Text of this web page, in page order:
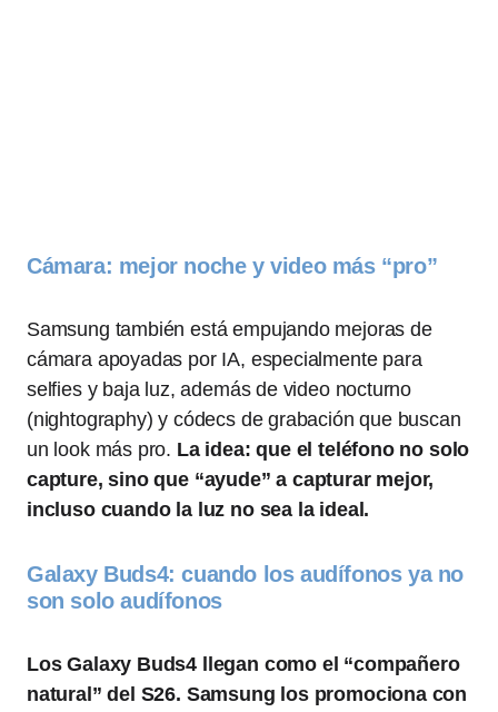
Cámara: mejor noche y video más “pro”
Samsung también está empujando mejoras de
cámara apoyadas por IA, especialmente para
selfies y baja luz, además de video nocturno
(nightography) y códecs de grabación que buscan
un look más pro. La idea: que el teléfono no solo
capture, sino que “ayude” a capturar mejor,
incluso cuando la luz no sea la ideal.
Galaxy Buds4: cuando los audífonos ya no
son solo audífonos
Los Galaxy Buds4 llegan como el “compañero
natural” del S26. Samsung los promociona con